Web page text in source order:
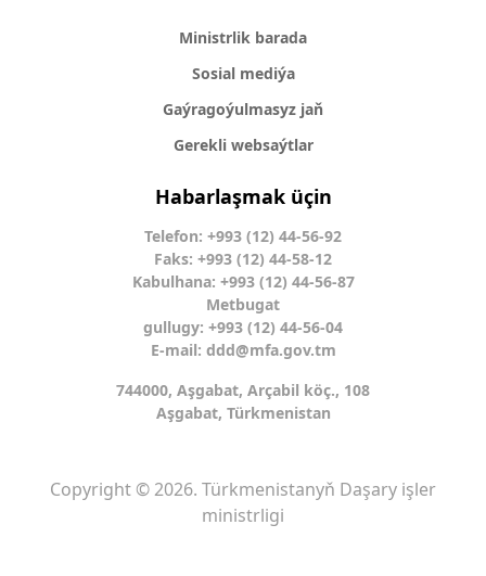
Ministrlik barada
Sosial mediýa
Gaýragoýulmasyz jaň
Gerekli websaýtlar
Habarlaşmak üçin
Telefon: +993 (12) 44-56-92
Faks: +993 (12) 44-58-12
Kabulhana: +993 (12) 44-56-87
Metbugat
gullugy: +993 (12) 44-56-04
E-mail: ddd@mfa.gov.tm
744000, Aşgabat, Arçabil köç., 108
Aşgabat, Türkmenistan
Copyright © 2026. Türkmenistanyň Daşary işler
ministrligi